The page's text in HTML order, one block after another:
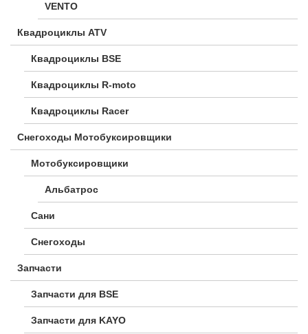
VENTO
Квадроциклы ATV
Квадроциклы BSE
Квадроциклы R-moto
Квадроциклы Racer
Снегоходы Мотобуксировщики
Мотобуксировщики
Альбатрос
Сани
Снегоходы
Запчасти
Запчасти для BSE
Запчасти для KAYO